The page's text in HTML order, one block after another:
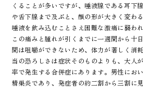
くることが多いですが、唾液腺である耳下
や舌下腺まで及ぶと、顔の形が大きく変わ
唾液を飲み込むことさえ困難な激痛に襲わ
この痛みと腫れが引くまでに一週間から十
間は咀嚼ができないため、体力が著しく消
当の恐ろしさは症状そのものよりも、大人
率で発生する合併症にあります。男性にお
精巣炎であり、発症者の約二割から三割に